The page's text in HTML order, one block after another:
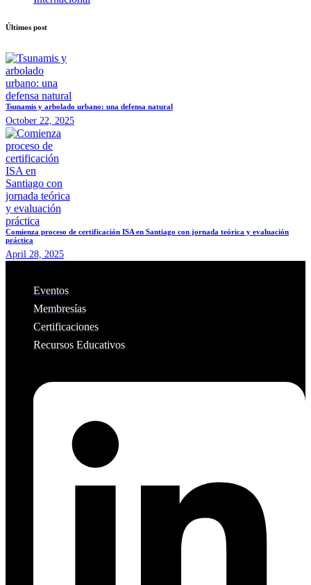
Últimos post
Tsunamis y arbolado urbano: una defensa natural
October 22, 2025
Comienza proceso de certificación ISA en Santiago con jornada teórica y evaluación
práctica
April 28, 2025
Eventos
Membresías
Certificaciones
Recursos Educativos